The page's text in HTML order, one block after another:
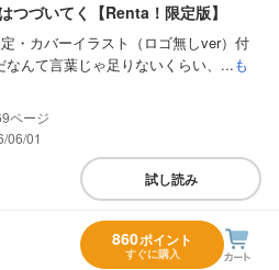
つづいてく【Renta！限定版】
定・カバーイラスト（ロゴ無しver）付
なんて言葉じゃ足りないくらい、...も
06/01
試し読み
860ポイント
すぐに購入